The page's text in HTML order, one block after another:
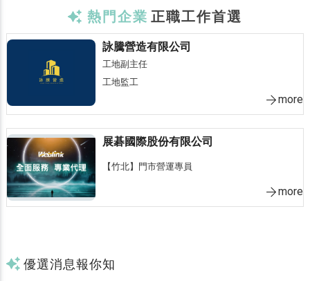
熱門企業 正職工作首選
詠騰營造有限公司
工地副主任
工地監工
more
展碁國際股份有限公司
【竹北】門市營運專員
more
優選消息報你知